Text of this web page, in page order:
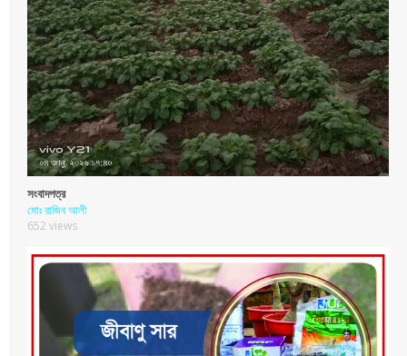
সংবাদপত্র
মোঃ রাজিব আলী
652 views